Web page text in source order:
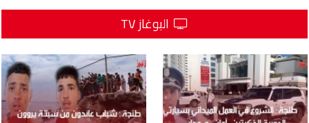
البوغاز TV